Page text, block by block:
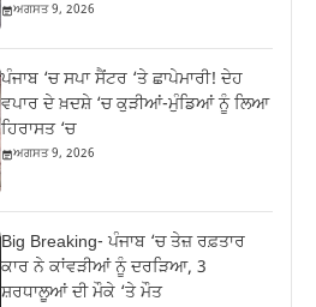
ਅਗਸਤ 9, 2026
ਪੰਜਾਬ ‘ਚ ਸਪਾ ਸੈਂਟਰ ‘ਤੇ ਛਾਪੇਮਾਰੀ! ਦੇਹ
ਵਪਾਰ ਦੇ ਖ਼ਦਸ਼ੇ ‘ਚ ਕੁੜੀਆਂ-ਮੁੰਡਿਆਂ ਨੂੰ ਲਿਆ
ਹਿਰਾਸਤ ‘ਚ
ਅਗਸਤ 9, 2026
Big Breaking- ਪੰਜਾਬ ‘ਚ ਤੇਜ਼ ਰਫ਼ਤਾਰ
ਕਾਰ ਨੇ ਕਾਂਵੜੀਆਂ ਨੂੰ ਦਰੜਿਆ, 3
ਸ਼ਰਧਾਲੂਆਂ ਦੀ ਮੌਕੇ ‘ਤੇ ਮੌਤ